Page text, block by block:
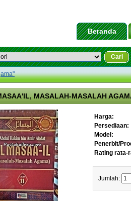
Beranda
Cari
MASALAH-MASALAH
Harga:
Persediaan:
Model:
Penerbit/
Rating rata-
Jumlah: